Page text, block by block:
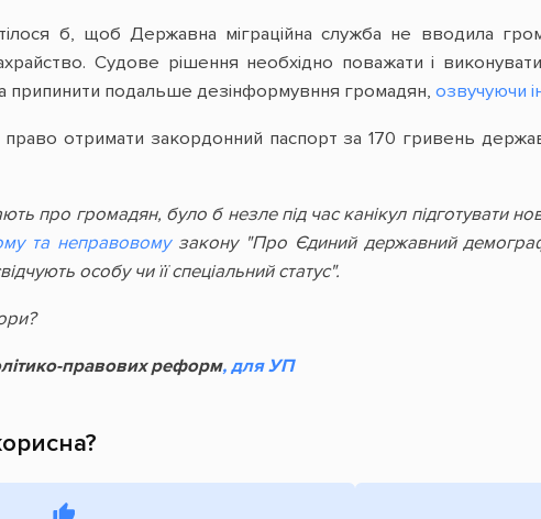
б, щоб Державна міграційна служба не вводила
Судове рішення необхідно поважати і
припинити подальше дезінформувння громадян, озвучуючи
отримати закордонний паспорт за 170 гривень
про громадян, було б незле під час канікул підготувати
та неправовомузакону "Про Єдиний державний
особу чи її спеціальний статус".
правових реформ, для УП